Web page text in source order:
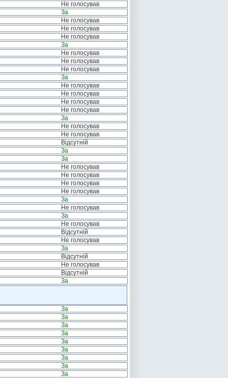
Не голосував
За
Не голосував
Не голосував
Не голосував
За
Не голосував
Не голосував
Не голосував
За
Не голосував
Не голосував
Не голосував
Не голосував
За
Не голосував
Не голосував
Відсутній
За
За
Не голосував
Не голосував
Не голосував
Не голосував
За
Не голосував
За
Не голосував
Відсутній
Не голосував
За
Відсутній
Не голосував
Відсутній
За
За
За
За
За
За
За
За
За
За